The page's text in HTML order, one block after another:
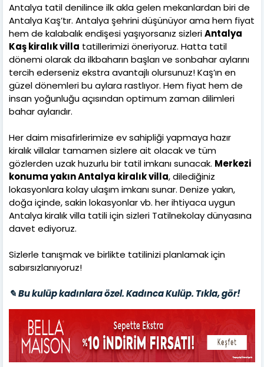
Antalya tatil denilince ilk akla gelen mekanlardan biri de
Antalya Kaş’tır. Antalya şehrini düşünüyor ama hem fiyat
hem de kalabalık endişesi yaşıyorsanız sizleriAntalya
Kaş kiralık villa tatillerimizi öneriyoruz. Hatta tatil
dönemi olarak da ilkbaharın başları ve sonbahar aylarını
tercih ederseniz ekstra avantajlı olursunuz! Kaş’ın en
güzel dönemleri bu aylara rastlıyor. Hem fiyat hem de
insan yoğunluğu açısından optimum zaman dilimleri
bahar aylarıdır.
Her daim misafirlerimize ev sahipliği yapmaya hazır
kiralık villalar tamamen sizlere ait olacak ve tüm
gözlerden uzak huzurlu bir tatil imkanı sunacak. Merkezi
konuma yakın Antalya kiralık villa, dilediğiniz
lokasyonlara kolay ulaşım imkanı sunar. Denize yakın,
doğa içinde, sakin lokasyonlar vb. her ihtiyaca uygun
Antalya kiralık villa tatili için sizleri Tatilnekolay dünyasına
davet ediyoruz.
Sizlerle tanışmak ve birlikte tatilinizi planlamak için
sabırsızlanıyoruz!
✎ Bu kulüp kadınlara özel. Kadınca Kulüp. Tıkla, gör!